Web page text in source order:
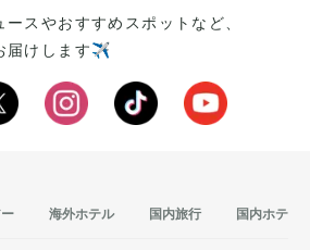
スやおすすめスポットなど、
届けします✈️
海外ホテル 国内旅行 国内ホテル